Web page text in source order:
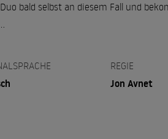
bald selbst an diesem Fall und
REGIE
Jon Avnet